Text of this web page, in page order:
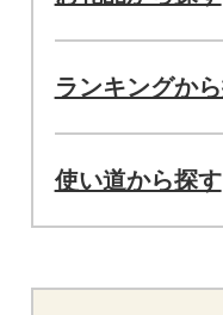
ランキングか
使い道から探す